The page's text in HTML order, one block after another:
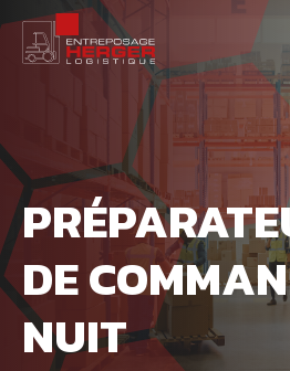
Navigation
rapide
DE
NUIT